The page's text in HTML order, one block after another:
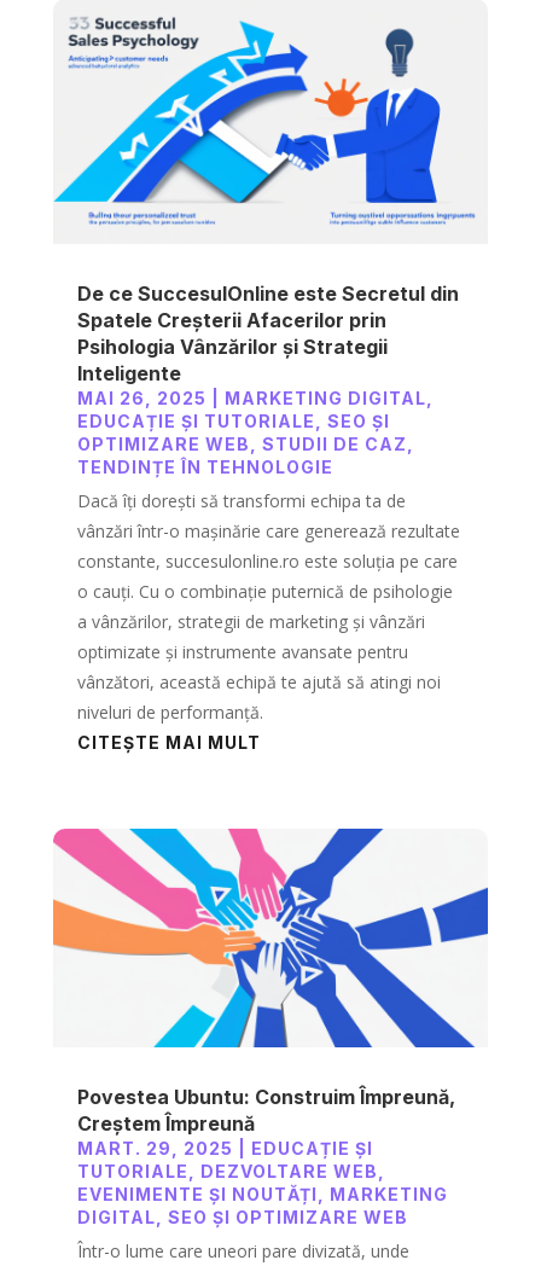
De ce SuccesulOnline este Secretul din
Spatele Creșterii Afacerilor prin
Psihologia Vânzărilor și Strategii
Inteligente
MAI 26, 2025 MARKETING DIGITAL
EDUCAȚIE ȘI TUTORIALE
SEO ȘI
OPTIMIZARE WEB
STUDII DE CAZ
TENDINȚE ÎN TEHNOLOGIE
Dacă îți dorești să transformi echipa ta de
vânzări într-o mașinărie care generează rezultate
constante, succesulonline.ro este soluția pe care
o cauți. Cu o combinație puternică de psihologie
a vânzărilor, strategii de marketing și vânzări
optimizate și instrumente avansate pentru
vânzători, această echipă te ajută să atingi noi
niveluri de performanță.
CITEȘTE MAI MULT
Povestea Ubuntu: Construim Împreună,
Creștem Împreună
MART. 29, 2025
EDUCAȚIE ȘI
TUTORIALE
DEZVOLTARE WEB
EVENIMENTE ȘI NOUTĂȚI
MARKETING
DIGITAL
SEO ȘI OPTIMIZARE WEB
Într-o lume care uneori pare divizată, unde